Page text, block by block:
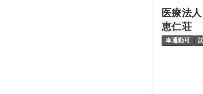
医療法
恵仁荘
車通勤可